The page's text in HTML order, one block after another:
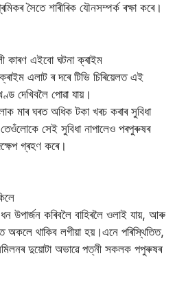
সৈতে শাৰীৰিক যৌনসম্পৰ্ক ৰক্ষা কৰে।
কাৰণ এইবো ঘটনা ক্ৰাইম
এলাট ৰ দৰে টিভি চিৰিয়েলত এই
দেখিবলৈ পোৱা যায়।
মাৰ ঘৰত অধিক টকা খৰচ কৰাৰ সুবিধা
সেই সুবিধা নাপালেও পৰপুৰুষৰ
গ্ৰহণ কৰে।
উপাৰ্জন কৰিবলৈ বাহিৰলৈ ওলাই যায়, আৰু
থাকিব লগীয়া হয়।এনে পৰিস্থিতিত,
দুয়োটা অভাৱে পত্নী সকলক পপুৰুষৰ